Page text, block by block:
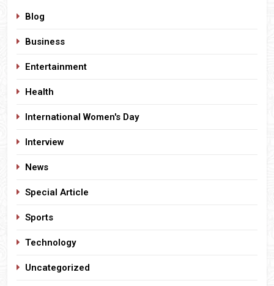
Blog
Business
Entertainment
Health
International Women's Day
Interview
News
Special Article
Sports
Technology
Uncategorized